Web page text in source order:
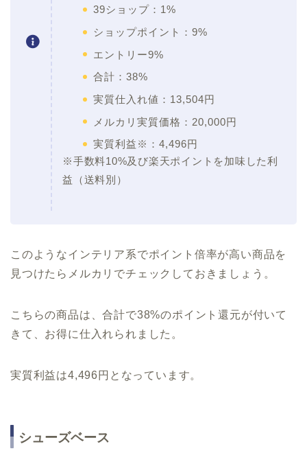
39ショップ：1%
ショップポイント：9%
エントリー9%
合計：38%
実質仕入れ値：13,504円
メルカリ実質価格：20,000円
実質利益※：4,496円
※手数料10%及び楽天ポイントを加味した利
益（送料別）
このようなインテリア系でポイント倍率が高い商品を
見つけたらメルカリでチェックしておきましょう。
こちらの商品は、合計で38%のポイント還元が付いて
きて、お得に仕入れられました。
実質利益は4,496円となっています。
シューズベース